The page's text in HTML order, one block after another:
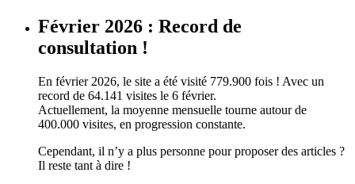
Février 2026 : Record de
consultation !
En février 2026, le site a été visité 779.900 fois ! Avec un
record de 64.141 visites le 6 février.
Actuellement, la moyenne mensuelle tourne autour de
400.000 visites, en progression constante.
Cependant, il n’y a plus personne pour proposer des articles ?
Il reste tant à dire !